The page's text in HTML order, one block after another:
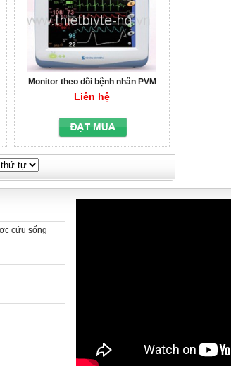
Monitor theo dõi bệnh nhân PVM
2701
Liên hệ
cứu sống